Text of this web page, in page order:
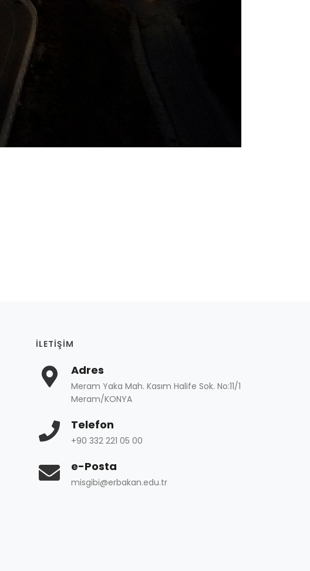
İLETIŞIM
Adres
Meram Yaka Mah. Kasım Halife Sok. No:11/1
Meram/KONYA
Telefon
+90 332 221 05 00
e-Posta
misgibi@erbakan.edu.tr